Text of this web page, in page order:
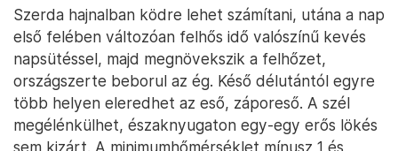
Szerda hajnalban ködre lehet számítani, utána a nap
első felében változóan felhős idő valószínű kevés
napsütéssel, majd megnövekszik a felhőzet,
országszerte beborul az ég. Késő délutántól egyre
több helyen eleredhet az eső, záporeső. A szél
megélénkülhet, északnyugaton egy-egy erős lökés
sem kizárt. A minimumhőmérséklet mínusz 1 és